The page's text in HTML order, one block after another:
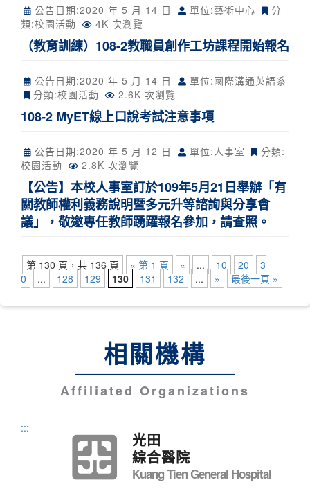
公告日期:2020 年 5 月 14 日 單位:藝術中心
分
類:校園活動 4K 次瀏覽
（教育訓練）108-2教職員創作工坊課程開始報名
公告日期:2020 年 5 月 14 日
單位:國際溝通英語系
分類:校園活動 2.6K 次瀏覽
108-2 MyET線上口說考試注意事項
公告日期:2020 年 5 月 12 日 單位:人事室
分類:
校園活動
2.8K 次瀏覽
【公告】本校人事室訂於109年5月21日舉辦「有
關教師權利義務說明暨多元升等諮詢與分享會
議」，敬邀專任教師踴躍報名參加，請查照。
第 130 頁，共 136 頁 « 第 1 頁 « ... 10 20
3
0
... 128 129 130 131 132 ... » 最後一頁 »
相關機構
Affiliated Organizations
:::
光田
綜合醫院
Kuang Tien General Hospital